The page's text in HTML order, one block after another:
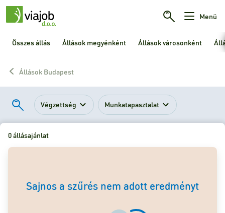
Menü
Összes állás Állások megyénként Állások városonként
Állások Budapest
Végzettség Munkatapasztalat
0 állásajánlat
Sajnos a szűrés nem adott eredményt